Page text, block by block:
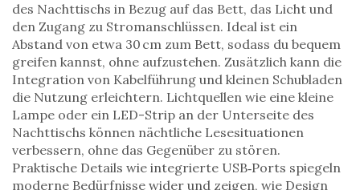
des Nachttischs in Bezug auf das Bett, das Licht und
den Zugang zu Stromanschlüssen. Ideal ist ein
Abstand von etwa 30 cm zum Bett, sodass du bequem
greifen kannst, ohne aufzustehen. Zusätzlich kann die
Integration von Kabelführung und kleinen Schubladen
die Nutzung erleichtern. Lichtquellen wie eine kleine
Lampe oder ein LED-Strip an der Unterseite des
Nachttischs können nächtliche Lesesituationen
verbessern, ohne das Gegenüber zu stören.
Praktische Details wie integrierte USB‑Ports spiegeln
moderne Bedürfnisse wider und zeigen, wie Design